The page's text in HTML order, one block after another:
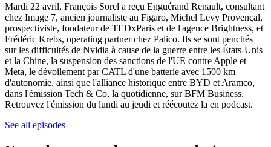
Mardi 22 avril, François Sorel a reçu Enguérand Renault, consultant
chez Image 7, ancien journaliste au Figaro, Michel Levy Provençal,
prospectiviste, fondateur de TEDxParis et de l'agence Brightness, et
Frédéric Krebs, operating partner chez Palico. Ils se sont penchés
sur les difficultés de Nvidia à cause de la guerre entre les États-Unis
et la Chine, la suspension des sanctions de l'UE contre Apple et
Meta, le dévoilement par CATL d'une batterie avec 1500 km
d'autonomie, ainsi que l'alliance historique entre BYD et Aramco,
dans l'émission Tech & Co, la quotidienne, sur BFM Business.
Retrouvez l'émission du lundi au jeudi et réécoutez la en podcast.
See all episodes